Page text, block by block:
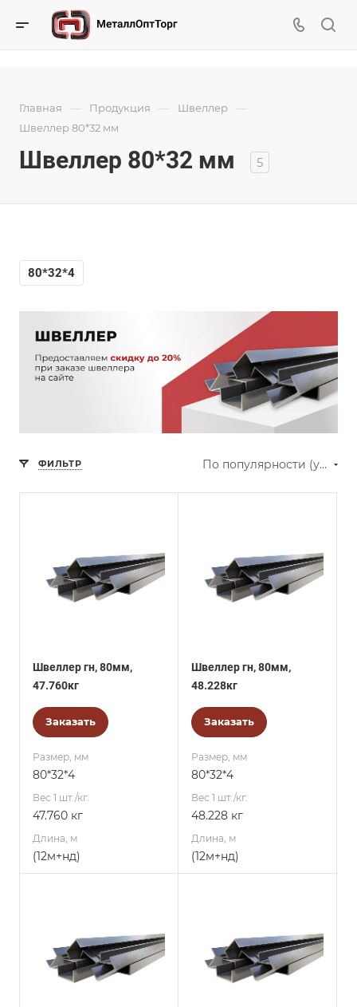
Главная — Продукция — Швеллер —
Швеллер 80*32 мм
Швеллер 80*32 мм 5
80*32*4
ФИЛЬТР По популярности (убывание)
Швеллер гн, 80мм,
47.760кг
Заказать
Размер, мм
80*32*4
Вес 1 шт./кг.
47.760 кг
Длина, м
(12м+нд)
Швеллер гн, 80мм,
48.228кг
Заказать
Размер, мм
80*32*4
Вес 1 шт./кг.
48.228 кг
Длина, м
(12м+нд)